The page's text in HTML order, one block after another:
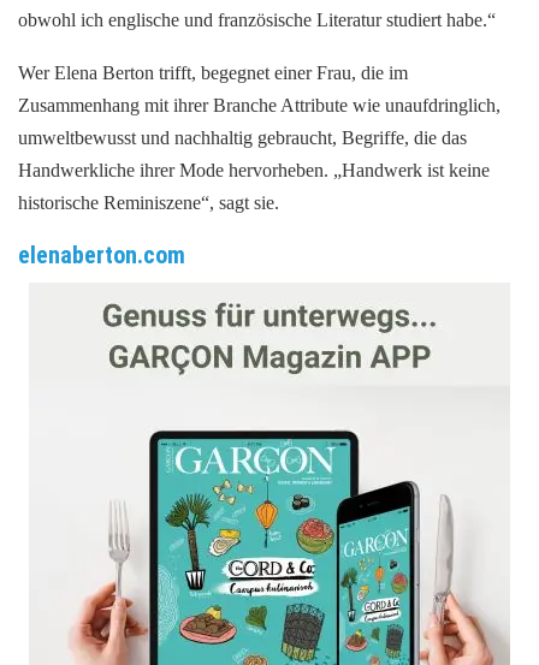
obwohl ich englische und französische Literatur studiert habe.“
Wer Elena Berton trifft, begegnet einer Frau, die im
Zusammenhang mit ihrer Branche Attribute wie unaufdringlich,
umweltbewusst und nachhaltig gebraucht, Begriffe, die das
Handwerkliche ihrer Mode hervorheben. „Handwerk ist keine
historische Reminiszene“, sagt sie.
elenaberton.com